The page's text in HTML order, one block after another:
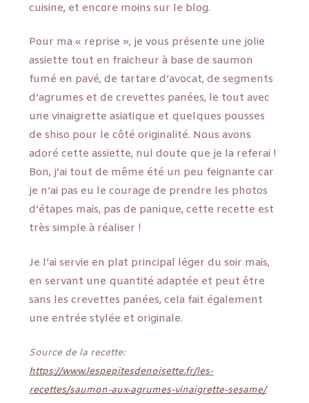
cuisine, et encore moins sur le blog.
Pour ma « reprise », je vous présente une jolie
assiette tout en fraicheur à base de saumon
fumé en pavé, de tartare d’avocat, de segments
d’agrumes et de crevettes panées, le tout avec
une vinaigrette asiatique et quelques pousses
de shiso pour le côté originalité. Nous avons
adoré cette assiette, nul doute que je la referai !
Bon, j’ai tout de même été un peu feignante car
je n’ai pas eu le courage de prendre les photos
d’étapes mais, pas de panique, cette recette est
très simple à réaliser !
Je l’ai servie en plat principal léger du soir mais,
en servant une quantité adaptée et peut être
sans les crevettes panées, cela fait également
une entrée stylée et originale.
Source de la recette:
https://www.lespepitesdenoisette.fr/les-
recettes/saumon-aux-agrumes-vinaigrette-sesame/